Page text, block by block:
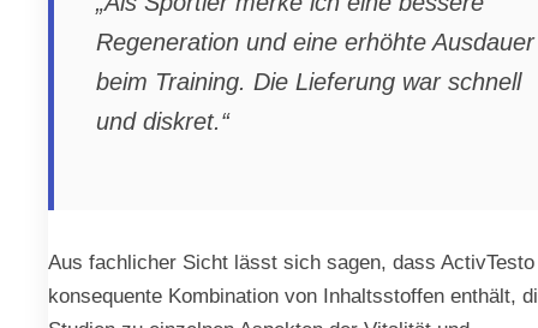
Regeneration und eine erhöhte Ausdauer
beim Training. Die Lieferung war schnell
und diskret.“
Aus fachlicher Sicht lässt sich sagen, dass
konsequente Kombination von Inhaltsstoffen enthält,